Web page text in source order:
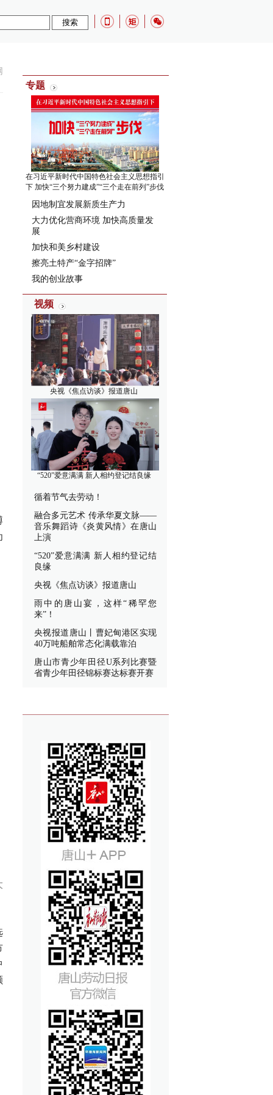
专题
在习近平新时代中国特色社会主义思想指引
下 加快“三个努力建成”“三个走在前列”步伐
因地制宜发展新质生产力
大力优化营商环境 加快高质量发
展
加快和美乡村建设
擦亮土特产“金字招牌”
我的创业故事
视频
央视《焦点访谈》报道唐山
“520”爱意满满 新人相约登记结良缘
循着节气去劳动！
融合多元艺术 传承华夏文脉——
音乐舞蹈诗《炎黄风情》在唐山
上演
“520”爱意满满 新人相约登记结
良缘
央视《焦点访谈》报道唐山
雨中的唐山宴，这样“稀罕您
来”！
央视报道唐山丨曹妃甸港区实现
40万吨船舶常态化满载靠泊
唐山市青少年田径U系列比赛暨
省青少年田径锦标赛达标赛开赛